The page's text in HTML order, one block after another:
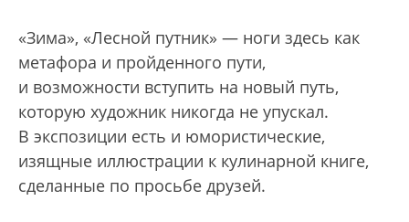
«Зима», «Лесной путник» — ноги здесь как
метафора и пройденного пути,
и возможности вступить на новый путь,
которую художник никогда не упускал.
В экспозиции есть и юмористические,
изящные иллюстрации к кулинарной книге,
сделанные по просьбе друзей.